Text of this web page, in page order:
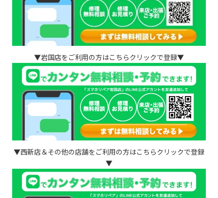
▼岩国店をご利用の方はこちらクリックで登録▼
▼西新店＆その他の店舗をご利用の方はこちらクリックで登録
▼